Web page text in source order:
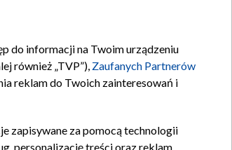
do informacji na Twoim urządzeniu
również „TVP”), Zaufanych Partnerów
reklam do Twoich zainteresowań i
zapisywane za pomocą technologii
personalizację treści oraz reklam,